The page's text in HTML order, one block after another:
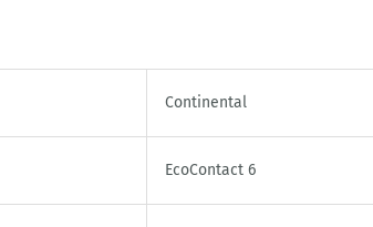
Continental
EcoContact 6